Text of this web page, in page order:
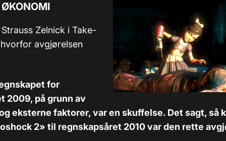
Zelnick i Take-
avgjørelsen
for
2009, på grunn av
eksterne faktorer, var en skuffelse. Det sagt, så
2» til regnskapsåret 2010 var den rette